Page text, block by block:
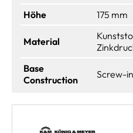
Höhe
175 mm
Material
Base
Construction
Screw-